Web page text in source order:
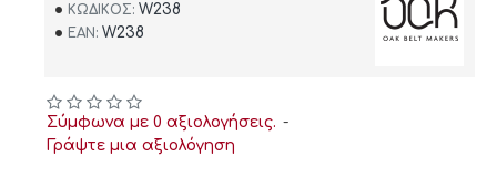
ΚΩΔΙΚΌΣ: W238
EAN: W238
Σύμφωνα με 0 αξιολογήσεις. -
Γράψτε μια αξιολόγηση